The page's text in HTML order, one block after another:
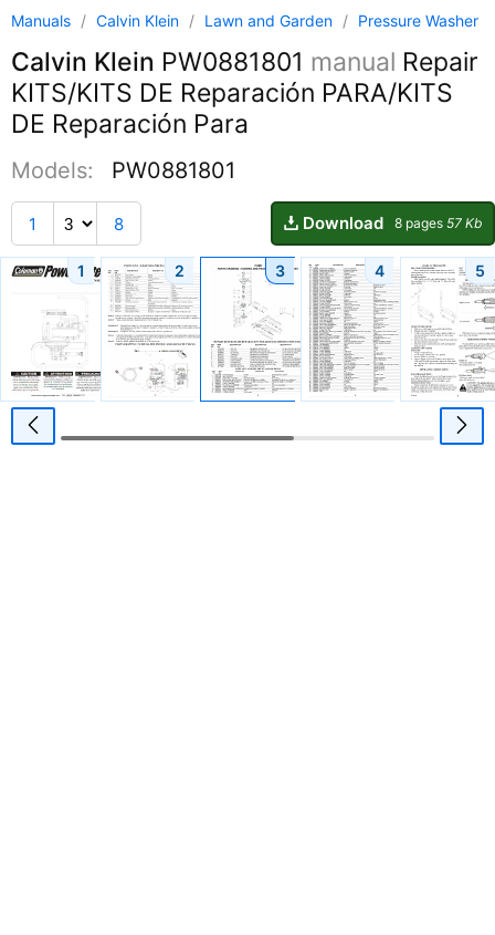
Manuals / Calvin Klein / Lawn and Garden / Pressure Washer
Calvin Klein PW0881801 manual Repair
KITS/KITS DE Reparación PARA/KITS
DE Reparación Para
Models: PW0881801
1 8 Download 8 pages 57 Kb
1 2 3 4 5